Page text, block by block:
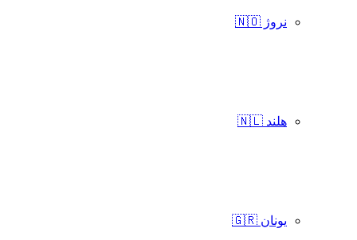
نروژ 🇳🇴
هلند 🇳🇱
یونان 🇬🇷